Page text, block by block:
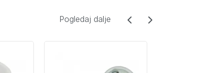
Pogledaj dalje